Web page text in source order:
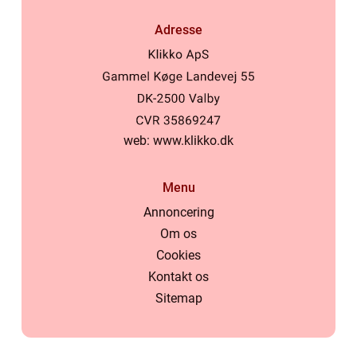
Adresse
web: www.klikko.dk
Menu
Annoncering
Om os
Cookies
Kontakt os
Sitemap